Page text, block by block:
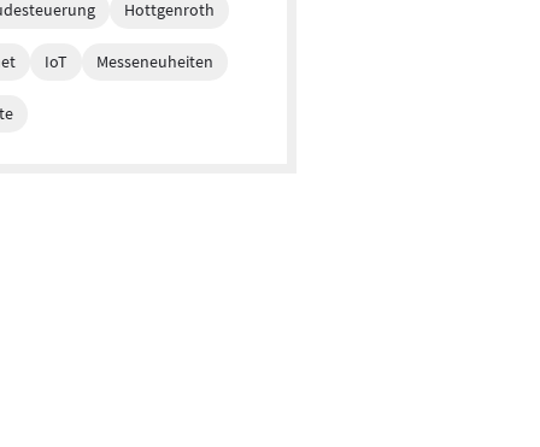
Hottgenroth
IoT Messeneuheiten